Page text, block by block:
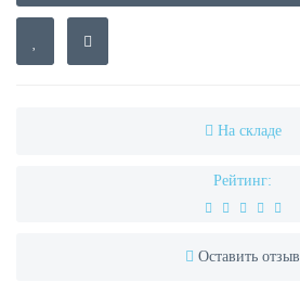
На складе
Рейтинг:
Оставить отзыв